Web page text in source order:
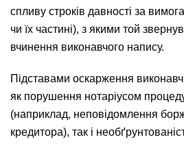
спливу строків давності за
чи їх частині), з якими той
вчинення виконавчого напису.
Підставами оскарження
як порушення нотаріусом
(наприклад, неповідомлення
кредитора), так і